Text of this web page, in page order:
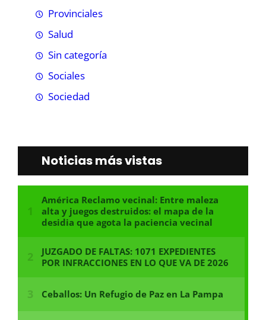
Provinciales
Salud
Sin categoría
Sociales
Sociedad
Noticias más vistas